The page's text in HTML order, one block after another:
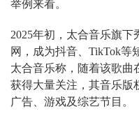
举例来看。
2025年初，太合音乐旗
网，成为抖音、TikTok等
太合音乐称，随着该歌曲
获得大量关注，其音乐版
广告、游戏及综艺节目。